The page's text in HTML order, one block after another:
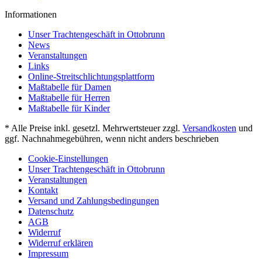
Informationen
Unser Trachtengeschäft in Ottobrunn
News
Veranstaltungen
Links
Online-Streitschlichtungsplattform
Maßtabelle für Damen
Maßtabelle für Herren
Maßtabelle für Kinder
* Alle Preise inkl. gesetzl. Mehrwertsteuer zzgl. Versandkosten und
ggf. Nachnahmegebühren, wenn nicht anders beschrieben
Cookie-Einstellungen
Unser Trachtengeschäft in Ottobrunn
Veranstaltungen
Kontakt
Versand und Zahlungsbedingungen
Datenschutz
AGB
Widerruf
Widerruf erklären
Impressum